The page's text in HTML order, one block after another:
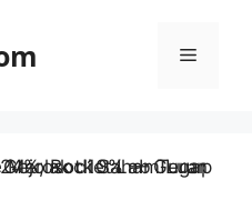
Menu